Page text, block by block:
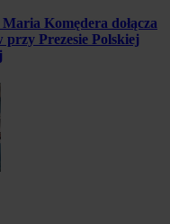
Komędera dołącza
przy Prezesie Polskiej